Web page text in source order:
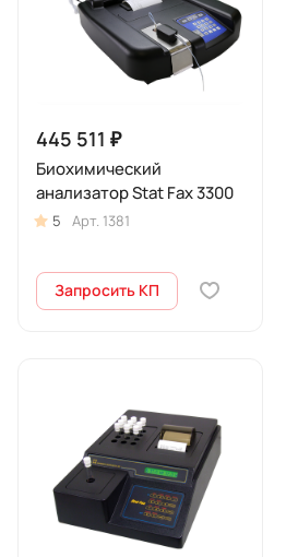
445 511 ₽
Биохимический
анализатор Stat Fax 3300
5 Арт. 1381
Запросить КП